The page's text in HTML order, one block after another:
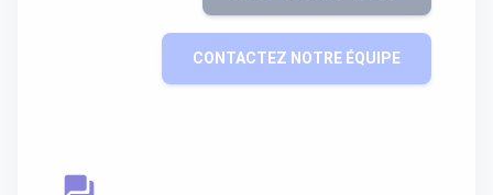
CONTACTEZ NOTRE ÉQUIPE